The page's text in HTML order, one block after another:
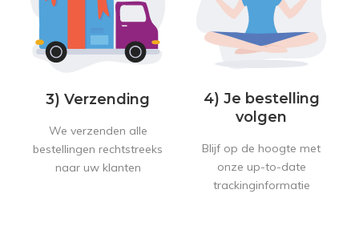
3) Verzending
We verzenden alle
bestellingen rechtstreeks
naar uw klanten
4) Je bestelling
volgen
Blijf op de hoogte met
onze up-to-date
trackinginformatie